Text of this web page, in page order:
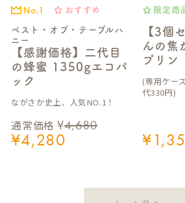
ベスト・オブ・テーブルハ
ニー
【感謝価格】二代目
の蜂蜜 1350gエコパ
ック
No.1 おすすめ
通常価格 ¥4,680
¥4,280
ながさか史上、人気NO.1！
【3個
んの焦
プリン
限定商
¥
(専用ケー
代330円)